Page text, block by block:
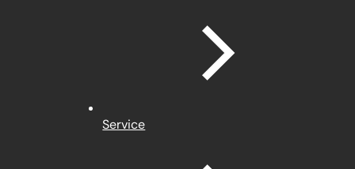
Service